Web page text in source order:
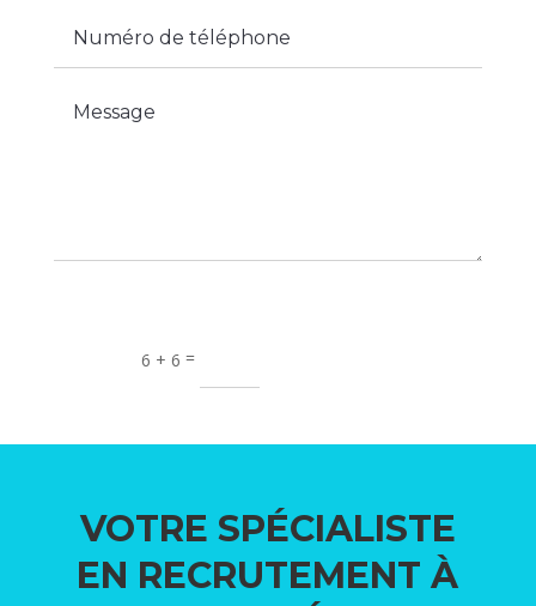
6 + 6 =
VOTRE SPÉCIALISTE
EN RECRUTEMENT À